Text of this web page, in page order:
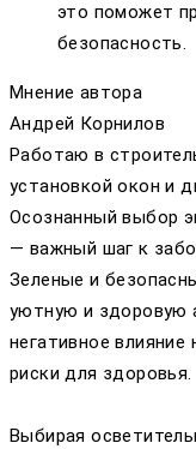
это поможет
безопасность.
Мнение автора
Андрей Корнилов
Работаю в
установкой окон и
Осознанный выбор
— важный шаг к
Зеленые и
уютную и здоровую
негативное
риски для здоровья.
Выбирая